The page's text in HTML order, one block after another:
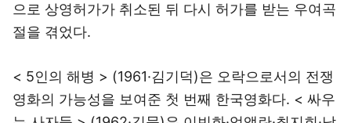
으로 상영허가가 취소된 뒤 다시 허가를 받는 우여곡
절을 겪었다.
< 5인의 해병 > (1961·김기덕)은 오락으로서의 전쟁
영화의 가능성을 보여준 첫 번째 한국영화다. < 싸우